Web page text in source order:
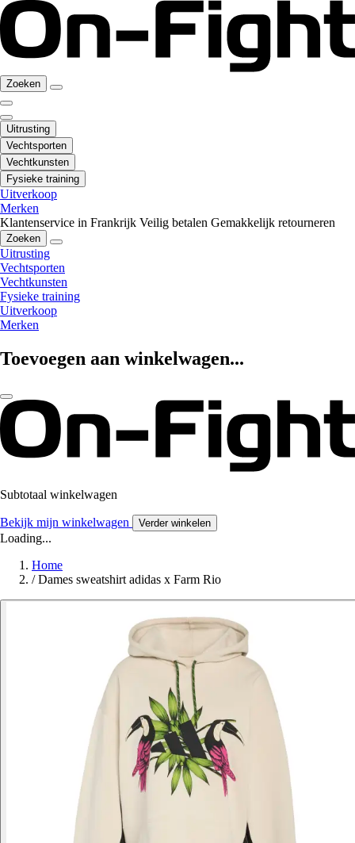
Zoeken
Uitrusting
Vechtsporten
Vechtkunsten
Fysieke training
Uitverkoop
Merken
Klantenservice in Frankrijk Veilig betalen Gemakkelijk retourneren
Zoeken
Uitrusting
Vechtsporten
Vechtkunsten
Fysieke training
Uitverkoop
Merken
Toevoegen aan winkelwagen...
Subtotaal winkelwagen
Bekijk mijn winkelwagen Verder winkelen
Loading...
Home
/ Dames sweatshirt adidas x Farm Rio